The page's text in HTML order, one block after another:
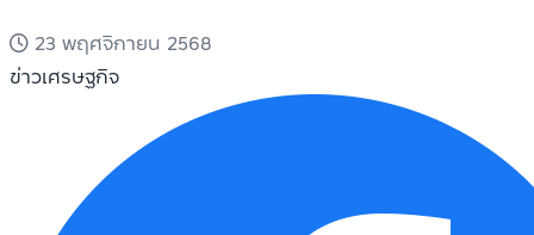
23 พฤศจิกายน 2568
ข่าวเศรษฐกิจ